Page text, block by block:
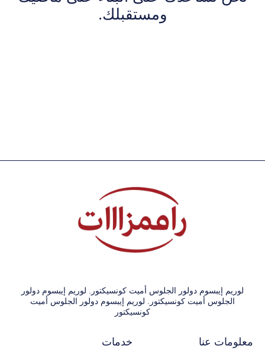
ومستقبلك.
لوريم إيبسوم دولور الجلوس أميت كونسيكتور. لوريم إيبسوم دولور
الجلوس أميت كونسيكتور. لوريم إيبسوم دولور الجلوس أميت
كونسيكتور
معلومات عنا خدمات